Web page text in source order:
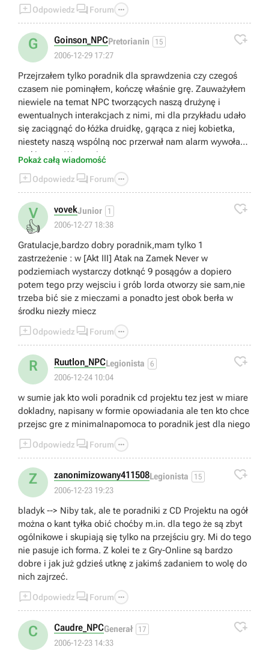
Odpowiedz  Forum 
G Goinson_NPCPretorianin 15
2006-12-29 17:27

Przejrzałem tylko poradnik dla sprawdzenia czy czegoś
czasem nie pominąłem, kończę właśnie grę. Zauważyłem
niewiele na temat NPC tworzących naszą drużynę i
ewentualnych interakcjach z nimi, mi dla przykładu udało
się zaciągnąć do łóżka druidkę, gąrąca z niej kobietka,
niestety naszą wspólną noc przerwał nam alarm wywołany
atakiem na Warownię.
Pokaż całą wiadomość
Odpowiedz  Forum 
V
👍
vovekJunior 1
2006-12-27 18:38

Gratulacje,bardzo dobry poradnik,mam tylko 1
zastrzeżenie : w [Akt III] Atak na Zamek Never w
podziemiach wystarczy dotknąć 9 posągów a dopiero
potem tego przy wejsciu i grób lorda otworzy sie sam,nie
trzeba bić sie z mieczami a ponadto jest obok berła w
środku niezły miecz
Odpowiedz  Forum 
R Ruutlon_NPCLegionista 6
2006-12-24 10:04

w sumie jak kto woli poradnik cd projektu tez jest w miare
dokladny, napisany w formie opowiadania ale ten kto chce
przejsc gre z minimalnapomoca to poradnik jest dla niego
Odpowiedz  Forum 
Z zanonimizowany411508Legionista 15
2006-12-23 19:23

bladyk --> Niby tak, ale te poradniki z CD Projektu na ogół
można o kant tyłka obić choćby m.in. dla tego że są zbyt
ogólnikowe i skupiają się tylko na przejściu gry. Mi do tego
nie pasuje ich forma. Z kolei te z Gry-Online są bardzo
dobre i jak już gdzieś utknę z jakimś zadaniem to wolę do
nich zajrzeć.
Odpowiedz  Forum 
C Caudre_NPCGenerał 17
2006-12-23 14:33
